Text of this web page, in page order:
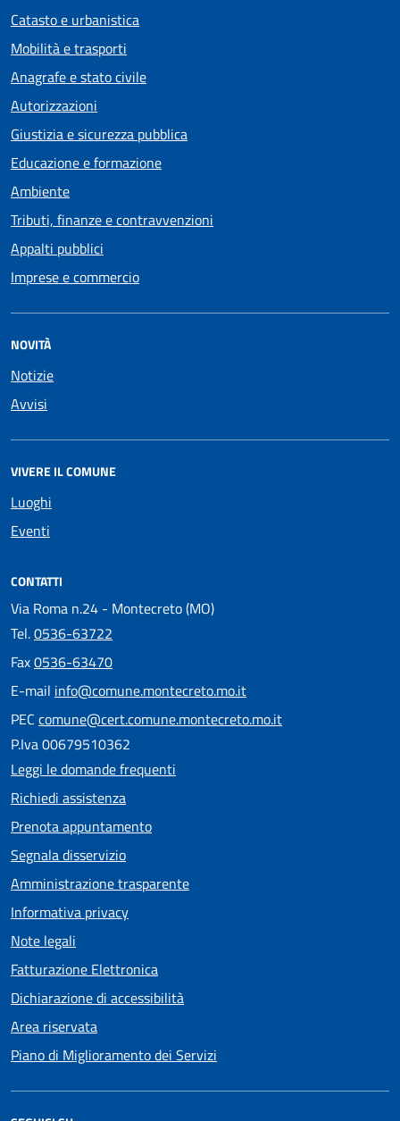
Catasto e urbanistica
Mobilità e trasporti
Anagrafe e stato civile
Autorizzazioni
Giustizia e sicurezza pubblica
Educazione e formazione
Ambiente
Tributi, finanze e contravvenzioni
Appalti pubblici
Imprese e commercio
NOVITÀ
Notizie
Avvisi
VIVERE IL COMUNE
Luoghi
Eventi
CONTATTI
Via Roma n.24 - Montecreto (MO)
Tel.0536-63722
Fax0536-63470
E-mail info@comune.montecreto.mo.it
PEC comune@cert.comune.montecreto.mo.it
P.Iva 00679510362
Leggi le domande frequenti
Richiedi assistenza
Prenota appuntamento
Segnala disservizio
Amministrazione trasparente
Informativa privacy
Note legali
Fatturazione Elettronica
Dichiarazione di accessibilità
Area riservata
Piano di Miglioramento dei Servizi